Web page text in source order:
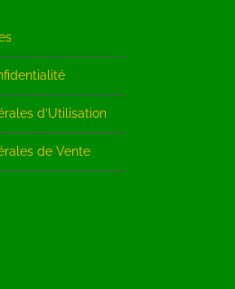
d’Utilisation
de Vente